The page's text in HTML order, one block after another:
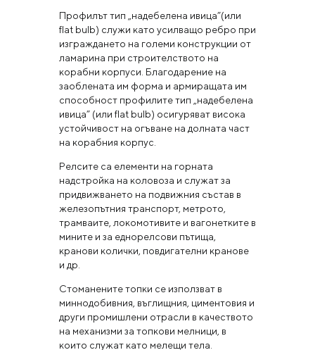
Профилът тип „надебелена ивица”(или
flat bulb) служи като усилващо ребро при
изграждането на големи конструкции от
ламарина при строителството на
корабни корпуси. Благодарение на
заоблената им форма и армиращата им
способност профилите тип „надебелена
ивица” (или flat bulb) осигуряват висока
устойчивост на огъване на долната част
на корабния корпус.
Релсите са елементи на горната
надстройка на коловоза и служат за
придвижването на подвижния състав в
железопътния транспорт, метрото,
трамваите, локомотивите и вагонетките в
мините и за еднорелсови пътища,
кранови колички, повдигателни кранове
и др.
Стоманените топки се използват в
миннодобивния, въглищния, циментовия и
други промишлени отрасли в качеството
на механизми за топкови мелници, в
които служат като мелещи тела.